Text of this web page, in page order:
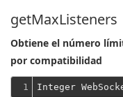
getMaxListeners
Obtiene el número
por compatibilidad
1